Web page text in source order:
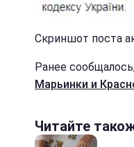
Скриншот поста
Ранее
Марьинки и
Читайте